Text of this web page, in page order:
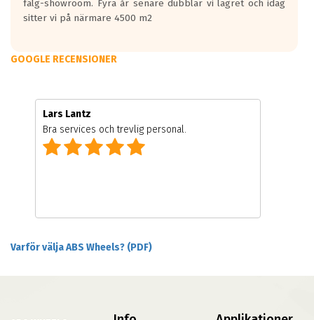
fälg-showroom. Fyra år senare dubblar vi lagret och idag
sitter vi på närmare 4500 m2
GOOGLE RECENSIONER
Lars Lantz
Bra services och trevlig personal.
Varför välja ABS Wheels? (PDF)